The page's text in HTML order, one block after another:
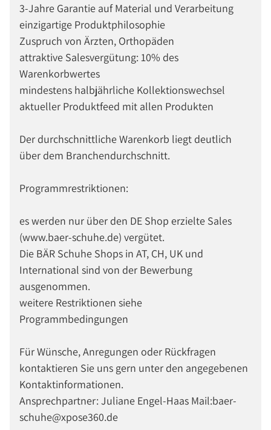
3-Jahre Garantie auf Material und Verarbeitung
einzigartige Produktphilosophie
Zuspruch von Ärzten, Orthopäden
attraktive Salesvergütung: 10% des
Warenkorbwertes
mindestens halbjährliche Kollektionswechsel
aktueller Produktfeed mit allen Produkten
Der durchschnittliche Warenkorb liegt deutlich
über dem Branchendurchschnitt.
Programmrestriktionen:
es werden nur über den DE Shop erzielte Sales
(www.baer-schuhe.de) vergütet.
Die BÄR Schuhe Shops in AT, CH, UK und
International sind von der Bewerbung
ausgenommen.
weitere Restriktionen siehe
Programmbedingungen
Für Wünsche, Anregungen oder Rückfragen
kontaktieren Sie uns gern unter den angegebenen
Kontaktinformationen.
Ansprechpartner: Juliane Engel-Haas Mail:baer-
schuhe@xpose360.de